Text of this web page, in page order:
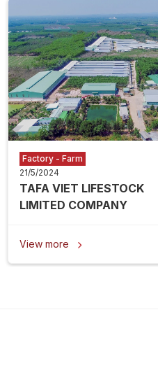
Factory - Farm
21/5/2024
TAFA VIET LIFESTOCK
LIMITED COMPANY
View more 